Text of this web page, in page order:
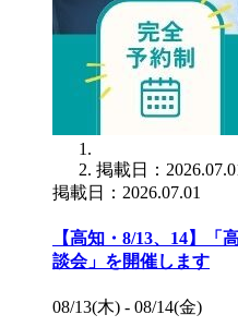
掲載日：
掲載日：2026.07.01
【高知・8/13、14】
談会」を開催します
08/13(木) - 08/14(金)